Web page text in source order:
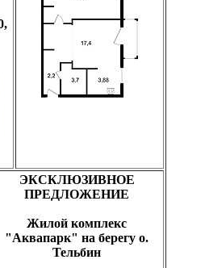
ЭКСКЛЮЗИВНОЕ
ПРЕДЛОЖЕНИЕ
Жилой комплекс
"Аквапарк" на берегу о.
Тельбин